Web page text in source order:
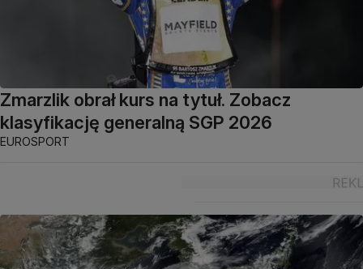
Zmarzlik obrał kurs na tytuł. Zobacz
klasyfikację generalną SGP 2026
EUROSPORT